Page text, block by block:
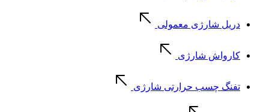
دریل شارژی معمولی
کارواش شارژی
تفنگ چسب حرارتی شارژی